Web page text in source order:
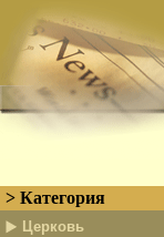
> Категория
Церковь